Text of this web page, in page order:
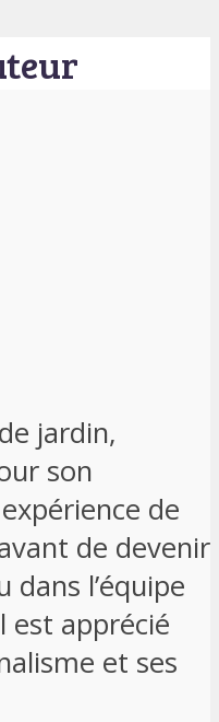
jardin,
son
de
de devenir
l’équipe
est apprécié
et ses